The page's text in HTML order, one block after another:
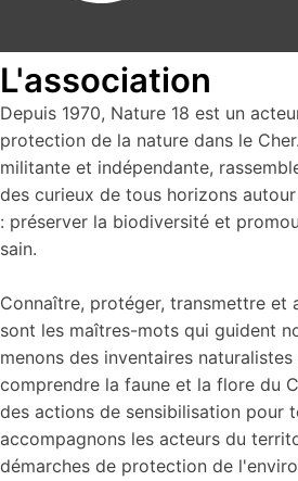
L'association
Depuis 1970, Nature 18 est un
protection de la nature dans le
militante et indépendante,
des curieux de tous horizons
: préserver la biodiversité et
sain.
Connaître, protéger, transmettre et
sont les maîtres-mots qui guident
menons des inventaires
comprendre la faune et la flore du
des actions de sensibilisation pour
accompagnons les acteurs du
démarches de protection de